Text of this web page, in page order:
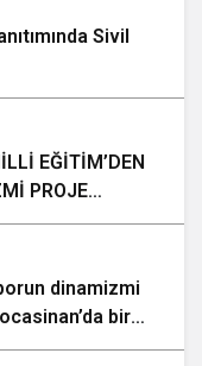
Sivil
EĞİTİM’DEN
PROJE
dinamizmi
bir